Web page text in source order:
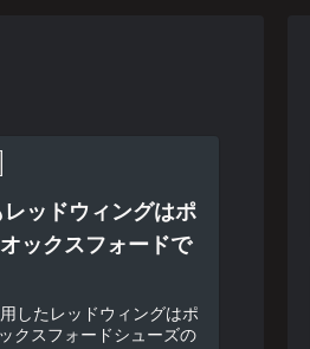
ッドウィングはポ
ックスフォードで
したレッドウィングはポ
クスフォードシューズの